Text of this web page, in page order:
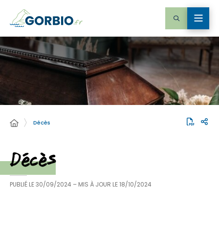
Décès
Décès
PUBLIÉ LE30/09/2024 – MIS À JOUR LE18/10/2024